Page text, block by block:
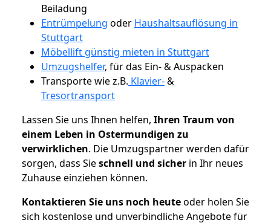
Beiladung
Entrümpelung oder Haushaltsauflösung in
Stuttgart
Möbellift günstig mieten in Stuttgart
Umzugshelfer, für das Ein- & Auspacken
Transporte wie z.B. Klavier-&
Tresortransport
Lassen Sie uns Ihnen helfen, Ihren Traum von
einem Leben in Ostermundigen zu
verwirklichen. Die Umzugspartner werden dafür
sorgen, dass Sieschnell und sicher in Ihr neues
Zuhause einziehen können.
Kontaktieren Sie uns noch heuteoder holen Sie
sich kostenlose und unverbindliche Angebote für